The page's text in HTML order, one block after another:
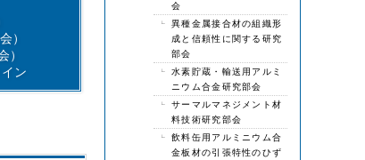
）
）
ン
会
異種金属接合材の組織形
成と信頼性に関する研究
部会
水素貯蔵・輸送用アルミ
ニウム合金研究部会
サーマルマネジメント材
料技術研究部会
飲料缶用アルミニウム合
金板材の引張特性のひず